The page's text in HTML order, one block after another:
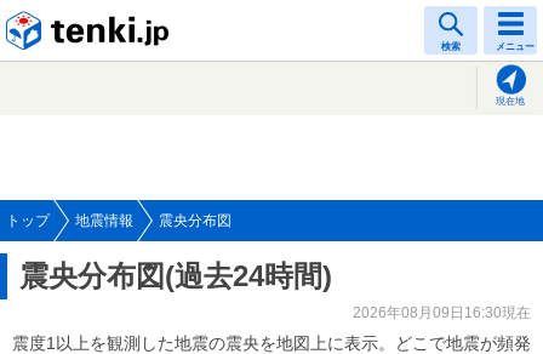
検索 メニュー
現在地
トップ 地震情報 震央分布図
震央分布図(過去24時間)
2026年08月09日16:30現在
震度1以上を観測した地震の震央を地図上に表示。どこで地震が頻発